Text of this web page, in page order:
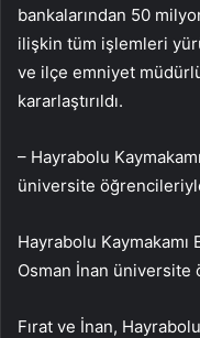
bankalarından 50
ilişkin tüm işlemleri
ve ilçe emniyet
kararlaştırıldı.
– Hayrabolu
üniversite
Hayrabolu Kaymakamı
Osman İnan
Fırat ve İnan,